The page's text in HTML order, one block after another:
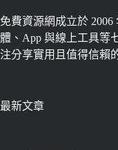
免費資源網成立於
體、App 與線上工具等
注分享實用且值得信賴
最新文章